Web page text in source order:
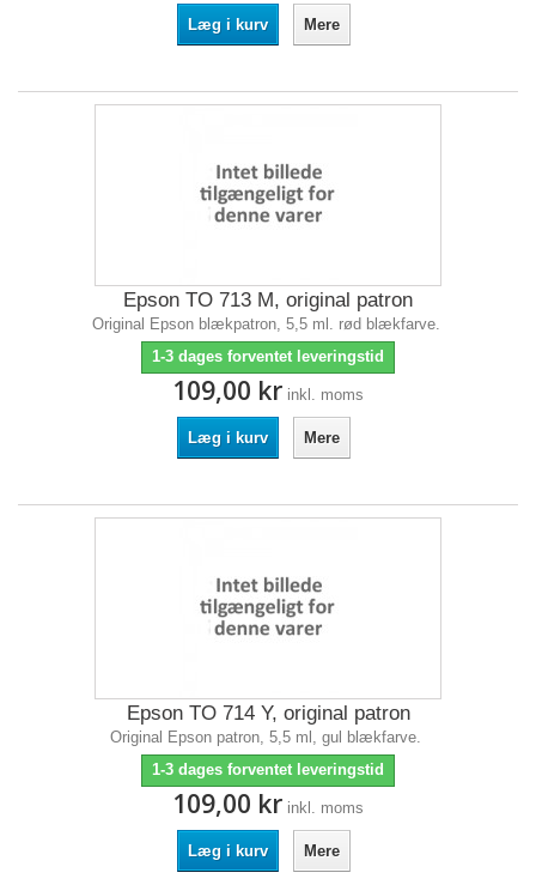
Læg i kurv Mere
Epson TO 713 M, original patron
Original Epson blækpatron, 5,5 ml. rød blækfarve.
1-3 dages forventet leveringstid
109,00 kr inkl. moms
Læg i kurv Mere
Epson TO 714 Y, original patron
Original Epson patron, 5,5 ml, gul blækfarve.
1-3 dages forventet leveringstid
109,00 kr inkl. moms
Læg i kurv Mere